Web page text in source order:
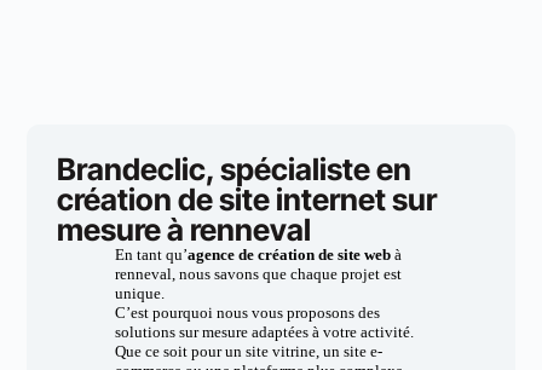
Brandeclic, spécialiste en
création de site internet sur
mesure à renneval
En tant qu’agence de création de site webà
renneval, nous savons que chaque projet est
unique.
C’est pourquoi nous vous proposons des
solutions sur mesure adaptées à votre activité.
Que ce soit pour un site vitrine, un site e-